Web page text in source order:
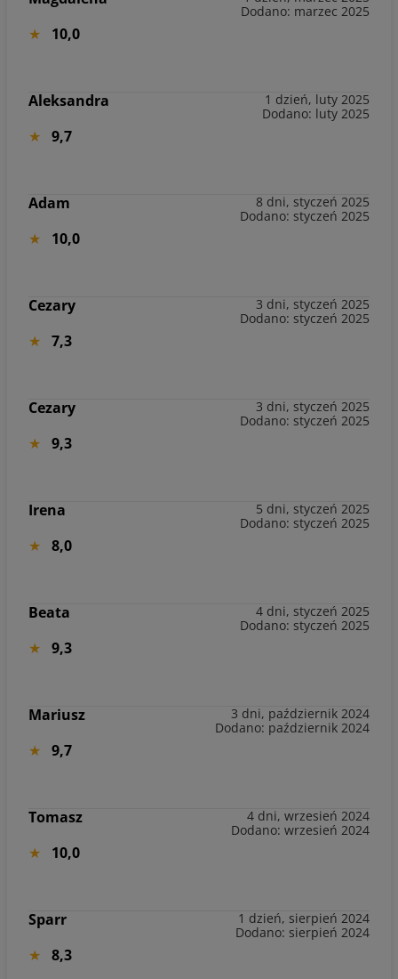
Dodano: marzec 2025
10,0
Aleksandra
1 dzień, luty 2025
Dodano: luty 2025
9,7
Adam
8 dni, styczeń 2025
Dodano: styczeń 2025
10,0
Cezary
3 dni, styczeń 2025
Dodano: styczeń 2025
7,3
Cezary
3 dni, styczeń 2025
Dodano: styczeń 2025
9,3
Irena
5 dni, styczeń 2025
Dodano: styczeń 2025
8,0
Beata
4 dni, styczeń 2025
Dodano: styczeń 2025
9,3
Mariusz
3 dni, październik 2024
Dodano: październik 2024
9,7
Tomasz
4 dni, wrzesień 2024
Dodano: wrzesień 2024
10,0
Sparr
1 dzień, sierpień 2024
Dodano: sierpień 2024
8,3